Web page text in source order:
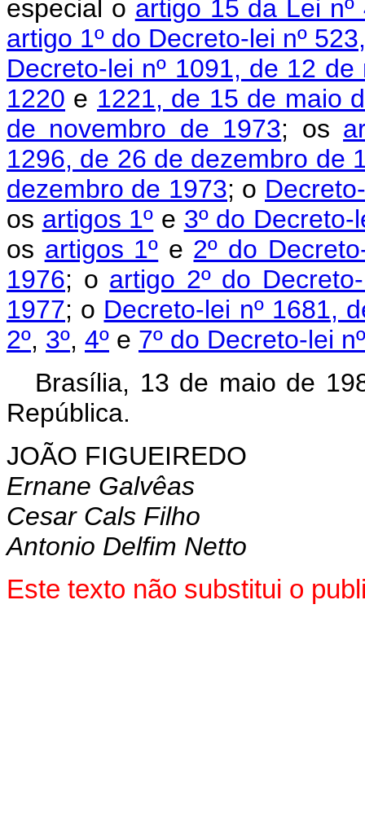
especial o artigo 15 da Lei
artigo 1º do Decreto-lei nº
Decreto-lei nº 1091, de 12
1220 e 1221, de 15 de maio
de novembro de 1973; os
1296, de 26 de dezembro de
dezembro de 1973; o
os artigos 1º e 3º do
os artigos 1º e 2º do
1976; o artigo 2º do
1977; o Decreto-lei nº 1681,
2º, 3º, 4º e 7º do Decreto-lei
Brasília, 13 de maio de
República.
JOÃO FIGUEIREDO
Ernane Galvêas
Cesar Cals Filho
Antonio Delfim Netto
Este texto não substitui o